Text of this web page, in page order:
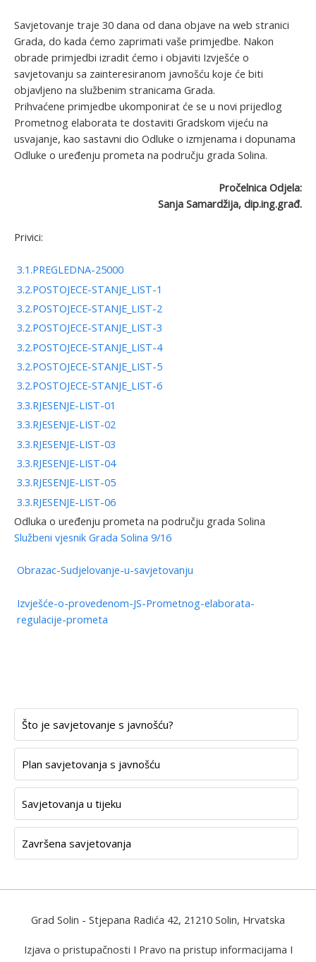
Savjetovanje traje 30 dana od dana objave na web stranici
Grada, do kada ćemo zaprimati vaše primjedbe. Nakon
obrade primjedbi izradit ćemo i objaviti Izvješće o
savjetovanju sa zainteresiranom javnošću koje će biti
objavljeno na službenim stranicama Grada.
Prihvaćene primjedbe ukomponirat će se u novi prijedlog
Prometnog elaborata te dostaviti Gradskom vijeću na
usvajanje, kao sastavni dio Odluke o izmjenama i dopunama
Odluke o uređenju prometa na području grada Solina.
Pročelnica Odjela:
Sanja Samardžija, dip.ing.građ.
Privici:
3.1.PREGLEDNA-25000
3.2.POSTOJECE-STANJE_LIST-1
3.2.POSTOJECE-STANJE_LIST-2
3.2.POSTOJECE-STANJE_LIST-3
3.2.POSTOJECE-STANJE_LIST-4
3.2.POSTOJECE-STANJE_LIST-5
3.2.POSTOJECE-STANJE_LIST-6
3.3.RJESENJE-LIST-01
3.3.RJESENJE-LIST-02
3.3.RJESENJE-LIST-03
3.3.RJESENJE-LIST-04
3.3.RJESENJE-LIST-05
3.3.RJESENJE-LIST-06
Odluka o uređenju prometa na području grada Solina
Službeni vjesnik Grada Solina 9/16
Obrazac-Sudjelovanje-u-savjetovanju
Izvješće-o-provedenom-JS-Prometnog-elaborata-
regulacije-prometa
Što je savjetovanje s javnošću?
Plan savjetovanja s javnošću
Savjetovanja u tijeku
Završena savjetovanja
Grad Solin - Stjepana Radića 42, 21210 Solin, Hrvatska
Izjava o pristupačnosti I Pravo na pristup informacijama I